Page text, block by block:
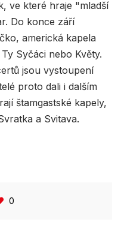
ve které hraje "mladší
Do konce září
americká kapela
Syčáci nebo Květy.
jsou vystoupení
proto dali i dalším
štamgastské kapely,
a Svitava.
0